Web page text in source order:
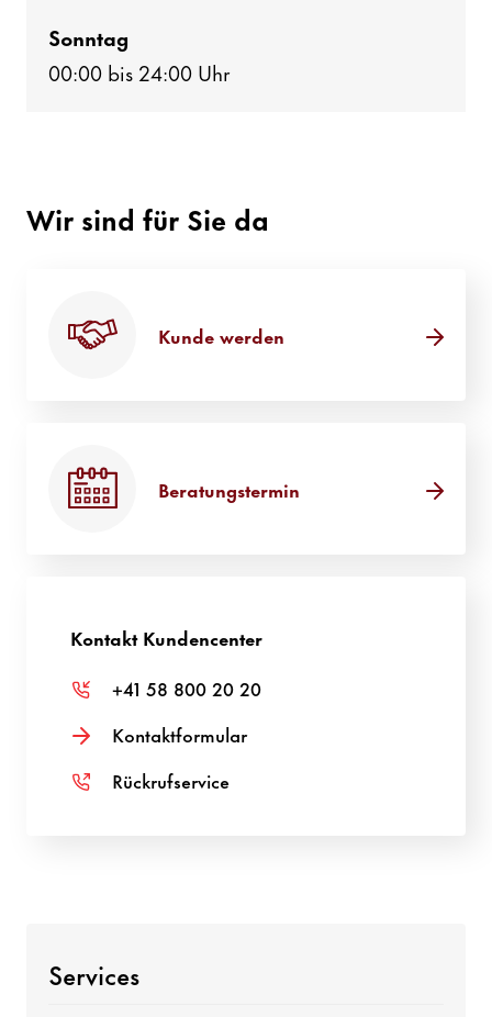
Sonntag
00:00 bis 24:00 Uhr
Wir sind für Sie da
Kunde werden
Bera­tungs­termin
Kontakt Kunden­center
+41 58 800 20 20
Kontakt­for­mular
Rück­ruf­ser­vice
Services